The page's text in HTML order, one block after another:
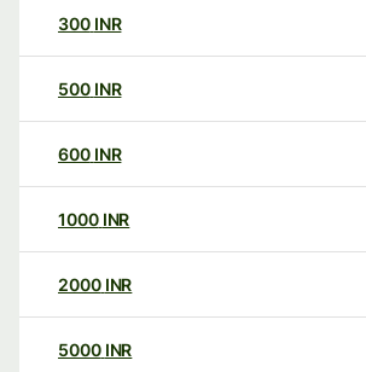
300 INR
500 INR
600 INR
1000 INR
2000 INR
5000 INR